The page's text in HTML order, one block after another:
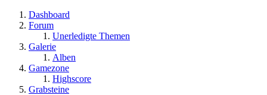
Dashboard
Forum
Unerledigte Themen
Galerie
Alben
Gamezone
Highscore
Grabsteine